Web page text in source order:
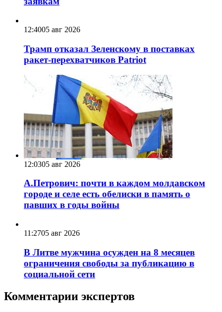
12:4005 авг 2026
Трамп отказал Зеленскому в поставках
ракет-перехватчиков Patriot
12:0305 авг 2026
А.Петрович: почти в каждом молдавском
городе и селе есть обелиски в память о
павших в годы войны
11:2705 авг 2026
В Литве мужчина осужден на 8 месяцев
ограничения свободы за публикацию в
социальной сети
Комментарии экспертов